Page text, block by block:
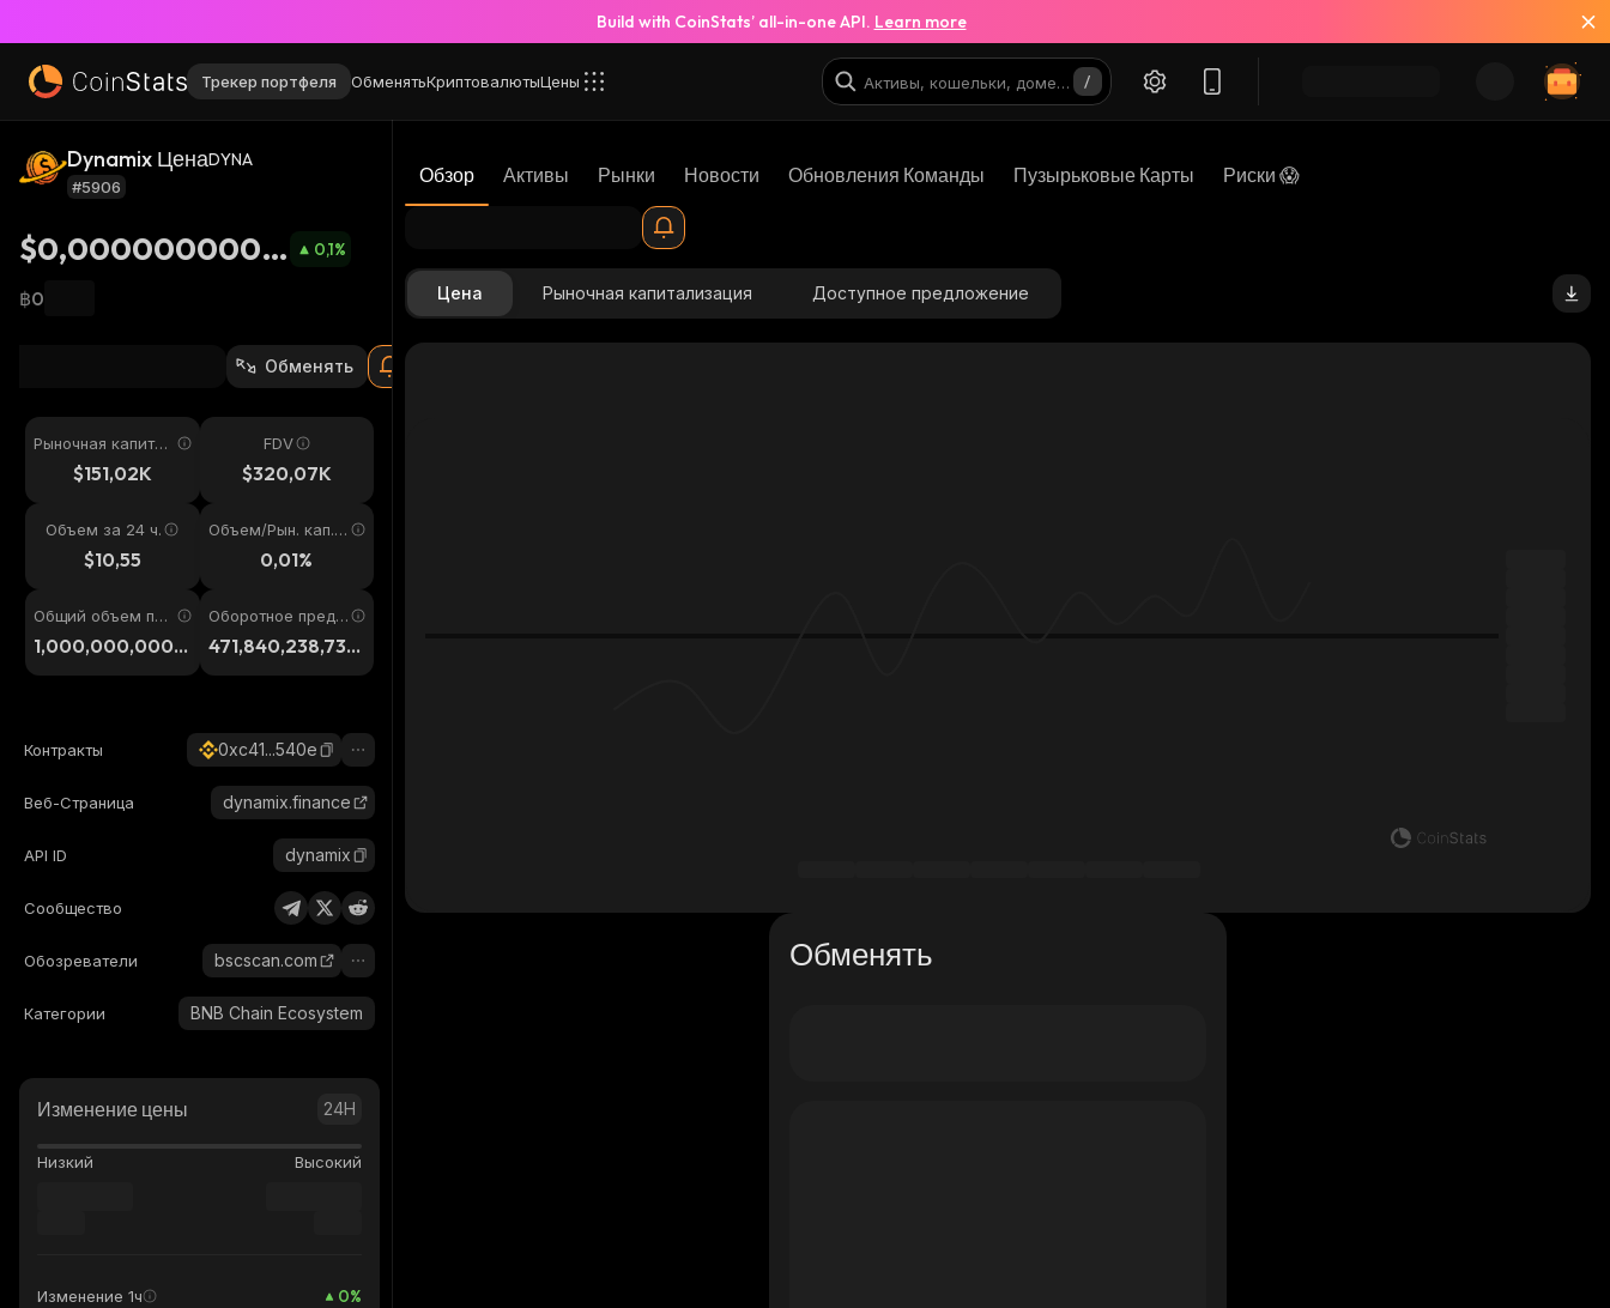
Build with CoinStats’ all-in-one API. Learn more
Трекер портфеля ОбменятьКриптовалютыЦены
Dynamix ЦенаDYNA
#5906
$0,0000000003
201
0,1%
฿0
Обменять
Рыночная капитал
изация$151,02K
FDV
$320,07K
Объем за 24 ч.
$10,55
Объем/Рын. кап. 2
0,01%
Общий объем пре
дложения
1,000,000,000,
000,000
Оборотное предл
ожение
471,840,238,738,
269
Контракты 0xc41...540e
Веб-Страница dynamix.finance
API ID dynamix
Сообщество
Обозреватели bscscan.com
Категории BNB Chain Ecosystem
Изменение цены 24H
Низкий Высокий
Изменение 1ч 0%
Обзор Активы Рынки Новости Обновления Команды Пузырьковые Карты Риски 😱
Цена Рыночная капитализация Доступное предложение
Обменять